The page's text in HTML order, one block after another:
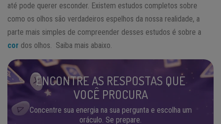
até pode querer esconder. Existem estudos completos sobre
como os olhos são verdadeiros espelhos da nossa realidade, a
parte mais simples de compreender desses estudos é sobre a
cor dos olhos. Saiba mais abaixo.
ENCONTRE AS RESPOSTAS QUE
VOCÊ PROCURA
Concentre sua energia na sua pergunta e escolha um
oráculo. Se prepare.